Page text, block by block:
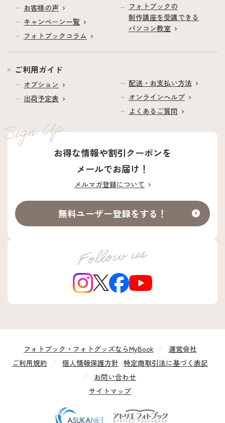
お客様の声
キャンペーン一覧
フォトブックコラム
フォトブックの
制作講座を受講できる
パソコン教室
ご利用ガイド
オプション
出荷予定表
配送・お支払い方法
オンラインヘルプ
よくあるご質問
お得な情報や割引クーポンを
メールでお届け！
メルマガ登録について
無料ユーザー登録をする！
フォトブック・フォトグッズならMyBook
運営会社
ご利用規約
個人情報保護方針 特定商取引法に基づく表記
お問い合わせ
サイトマップ